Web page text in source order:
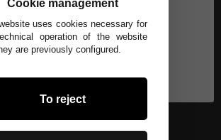
Cookie management
uses cookies necessary for
operation of the website
are previously configured.
To reject